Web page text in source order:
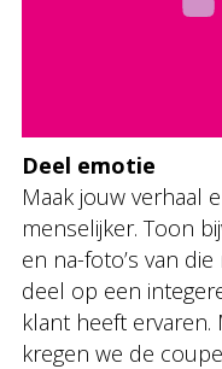
Deel emotie
Maak jouw verhaal
menselijker. Toon
en na-foto’s van
deel op een
klant heeft
kregen we de